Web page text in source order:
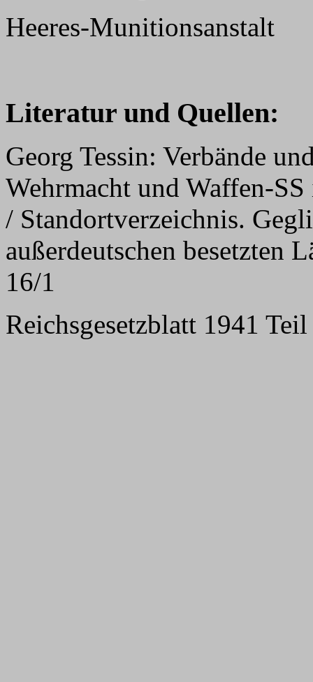
Heeres-Munitionsanstalt
Literatur und Quellen:
Georg Tessin: Verbände
Wehrmacht und Waffen-
/ Standortverzeichnis.
außerdeutschen besetzten
16/1
Reichsgesetzblatt 1941